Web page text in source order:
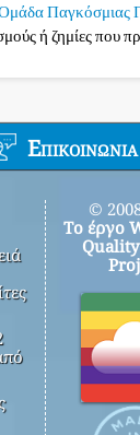
Παγκόσμιας
ή ζημίες που
Επικοινωνία
©
Το έργο